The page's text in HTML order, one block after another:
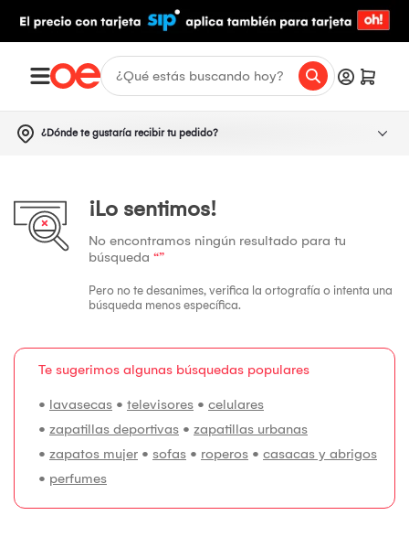
¿Dónde te gustaría recibir tu pedido?
¡Lo sentimos!
No encontramos ningún resultado para tu
búsqueda “”
Pero no te desanimes, verifica la ortografía o intenta una
búsqueda menos específica.
Te sugerimos algunas búsquedas populares
• lavasecas • televisores • celulares
• zapatillas deportivas • zapatillas urbanas
• zapatos mujer • sofas • roperos • casacas y abrigos
• perfumes